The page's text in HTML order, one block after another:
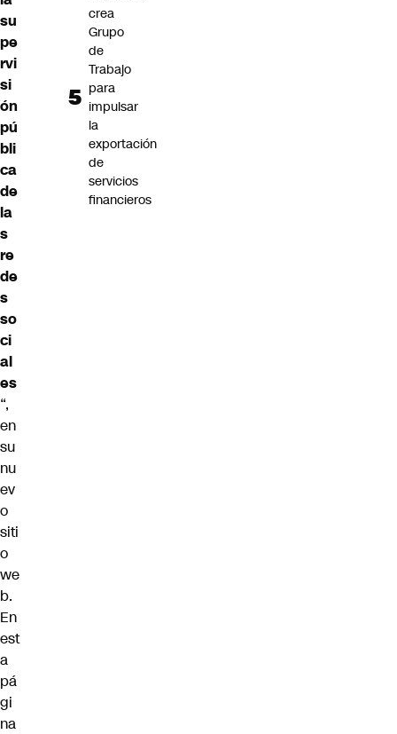
su
pe
rvi
si
ón
pú
bli
ca
de
la
s
re
de
s
so
ci
al
es
“,
en
su
nu
ev
o
siti
o
we
b.
En
est
a
pá
gi
na
crea
Grupo
de
Trabajo
para
impulsar
la
exportación
de
servicios
financieros